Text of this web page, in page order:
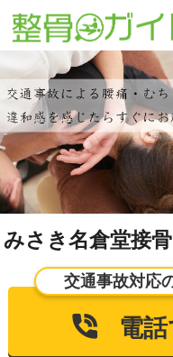
みさき名倉堂接
交通事故対応
電